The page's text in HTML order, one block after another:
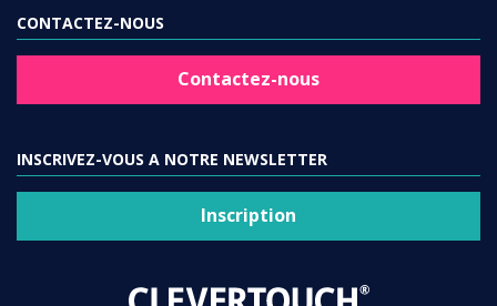
CONTACTEZ-NOUS
Contactez-nous
INSCRIVEZ-VOUS A NOTRE NEWSLETTER
Inscription